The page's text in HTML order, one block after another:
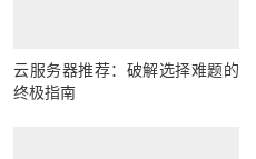
云服务器推荐：破解选择难题的
终极指南